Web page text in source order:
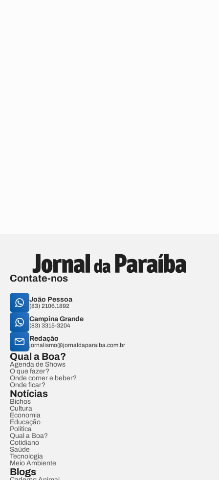
Contate-nos
João Pessoa
(83) 2106.1892
Campina Grande
(83) 3315-3204
Redação
jornalismo@jornaldaparaiba.com.br
Qual a Boa?
Agenda de Shows
O que fazer?
Onde comer e beber?
Onde ficar?
Notícias
Bichos
Cultura
Economia
Educação
Política
Qual a Boa?
Cotidiano
Saúde
Tecnologia
Meio Ambiente
Blogs